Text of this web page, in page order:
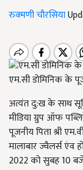
रुक्मणी चौरसिया
एम.सी डोमिनिक के
अत्यंत दु:ख के साथ
मीडिया ग्रुप ऑफ
पूजनीय पिता श्री
मालाबार ज्वैलर्स एंव
2022 को सुबह 10